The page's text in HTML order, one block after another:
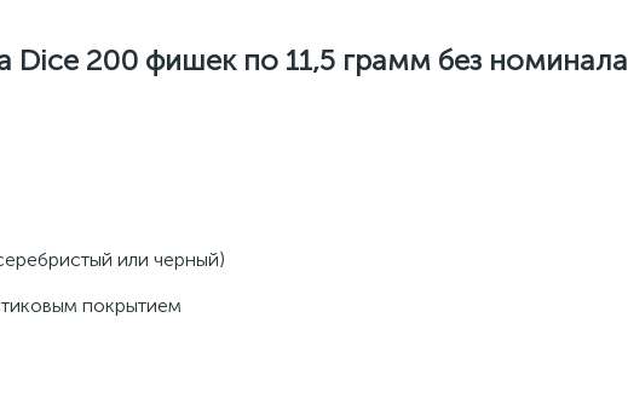
Dice 200 фишек по 11,5 грамм без номинала
или черный)
покрытием